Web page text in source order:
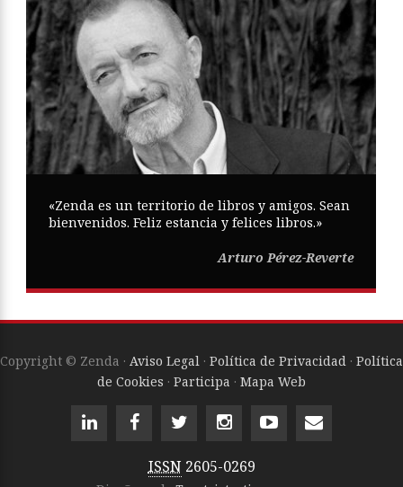
«Zenda es un territorio de libros y amigos. Sean
bienvenidos. Feliz estancia y felices libros.»
Arturo Pérez-Reverte
Copyright © Zenda · Aviso Legal · Política de Privacidad · Política
de Cookies · Participa · Mapa Web
ISSN 2605-0269